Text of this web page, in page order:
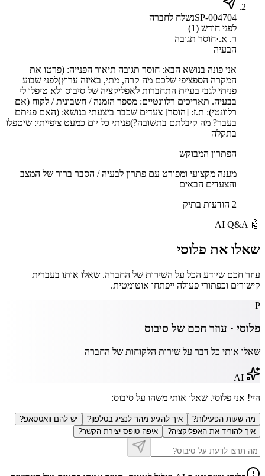
SP-004704נשלח לחברה
לפני חודש (1)
ר. א.·חוסר תגובה
הבעיה
אני פונה בנושא הבא: חוסר תגובה תיאור הפנייה: (פרטו את
המקרה הספציפי שלכם מה קרה, מתי, באיזה ערוץ)לפני שבוע
פניתי לגבי בעיית התחברות לאפליקציה של סיבוס ולא טיפלו לי
בבעיה. תאריכים רלוונטיים: מספר הזמנה / חשבונית / לקוח (אם
רלוונטי): ת.ז: [הוסר] צעדים שכבר ביצעתי בנושא: (האם פניתם
בעבר? מה קיבלתם בתשובה?)פניתי כל יום כמעט ציפייתי: שיטפלו
בתקלה
הפתרון המבוקש
מענה מקצועי ומפורט עם פתרון לבעיה / הסבר ברור של המצב
והצעדים הבאים
2 הודעות בתיק
🤖
AI Q&A
שאלו את פלוסי
עוזר חכם שיודע הכל על השירות של החברה. שאלו אותו בעברית —
קישורים וכפתורי פעולה ייפתחו אוטומטית.
P
פלוסי · עוזר חכם של סיבוס
שאלו אותי כל דבר על שירות הלקוחות של החברה
היי! אני פלוסי. שאלו אותי משהו על סיבוס:
מה שעות הפעילות? איך להגיע מהר לנציג בטלפון?
יש להם וואטסאפ?
איך להוריד את האפליקציה?
איפה טופס יצירת הקשר?